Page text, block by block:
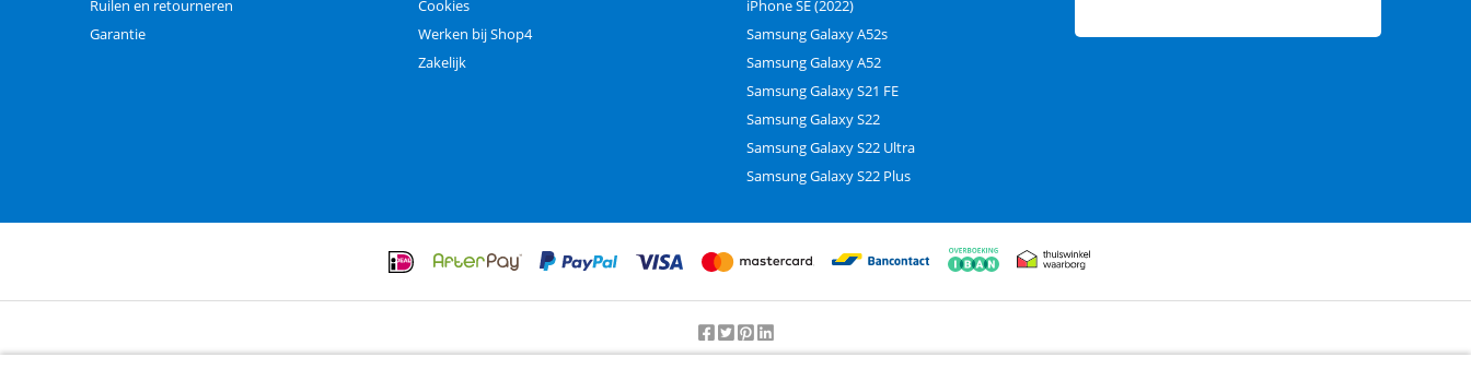
Ruilen en retourneren
Garantie
Cookies
Werken bij Shop4
Zakelijk
iPhone SE (2022)
Samsung Galaxy A52s
Samsung Galaxy A52
Samsung Galaxy S21 FE
Samsung Galaxy S22
Samsung Galaxy S22 Ultra
Samsung Galaxy S22 Plus
Beoordeling door klanten:9.2/10-25000beoordelingen